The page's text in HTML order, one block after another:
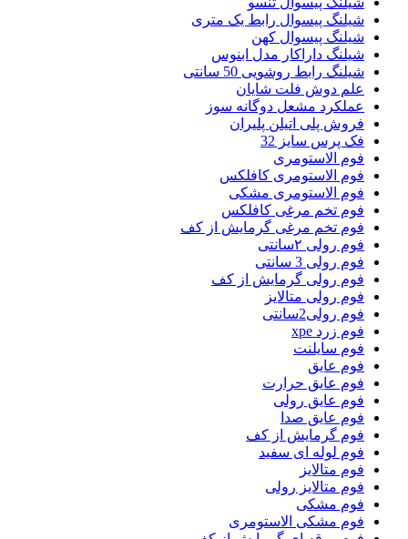
شیلنگ پیسوال رابط یک متری
شیلنگ پیسوال کهن
شیلنگ داراکار مدل ابنوس
شیلنگ رابط روشویی 50 سانتی
علم دوش فلت شایان
عملکرد مشعل دوگانه سوز
فروش پلی اتیلن پلیران
فک پرس سایز 32
فوم الاستومری
فوم الاستومری کافلکس
فوم الاستومری مشکی
فوم تخم مرغی کافلکس
فوم تخم مرغی گرمایش از کف
فوم رولی ۲سانتی
فوم رولی 3 سانتی
فوم رولی گرمایش از کف
فوم رولی متالایز
فوم رولی2سانتی
فوم زرد xpe
فوم سایلنت
فوم عایق
فوم عایق حرارت
فوم عایق رولی
فوم عایق صدا
فوم گرمایش از کف
فوم لوله ای سفید
فوم متالایز
فوم متالایز رولی
فوم مشکی
فوم مشکی الاستومری